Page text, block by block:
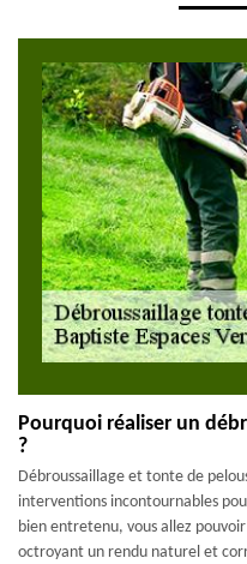
Pourquoi réaliser un
?
Débroussaillage et tonte de
interventions incontournables
bien entretenu, vous allez
octroyant un rendu naturel et